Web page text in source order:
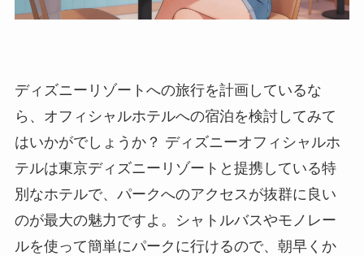
ディズニーリゾートへの旅行を計画しているな
ら、オフィシャルホテルへの宿泊を検討してみて
はいかがでしょうか？ ディズニーオフィシャルホ
テルは東京ディズニーリゾートと提携している特
別なホテルで、パークへのアクセスが抜群に良い
のが最大の魅力ですよ。シャトルバスやモノレー
ルを使って簡単にパークに行けるので、朝早くか